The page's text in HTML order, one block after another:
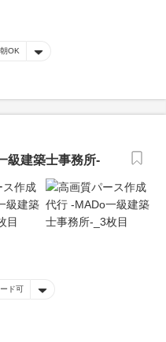
OK
級建築士事務所-
ド可